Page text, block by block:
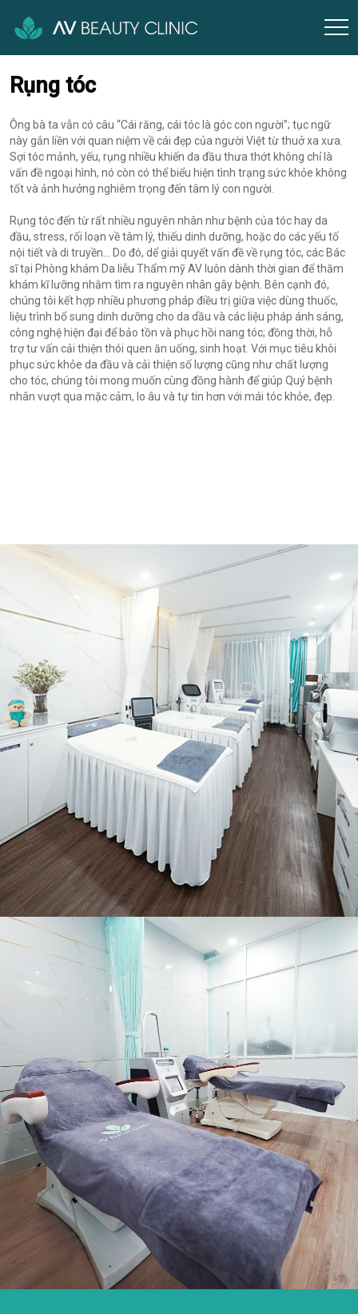
Rụng tóc
Ông bà ta vẫn có câu “Cái răng, cái tóc là góc con người”; tục ngữ
này gắn liền với quan niệm về cái đẹp của người Việt từ thuở xa xưa.
Sợi tóc mảnh, yếu, rụng nhiều khiến da đầu thưa thớt không chỉ là
vấn đề ngoại hình, nó còn có thể biểu hiện tình trạng sức khỏe không
tốt và ảnh hưởng nghiêm trọng đến tâm lý con người.
Rụng tóc đến từ rất nhiều nguyên nhân như bệnh của tóc hay da
đầu, stress, rối loạn về tâm lý, thiếu dinh dưỡng, hoặc do các yếu tố
nội tiết và di truyền… Do đó, dể giải quyết vấn đề về rụng tóc, các Bác
sĩ tại Phòng khám Da liễu Thẩm mỹ AV luôn dành thời gian để thăm
khám kĩ lưỡng nhằm tìm ra nguyên nhân gây bệnh. Bên cạnh đó,
chúng tôi kết hợp nhiều phương pháp điều trị giữa việc dùng thuốc,
liệu trình bổ sung dinh dưỡng cho da dầu và các liệu pháp ánh sáng,
công nghệ hiện đại để bảo tồn và phục hồi nang tóc; đồng thời, hỗ
trợ tư vấn cải thiện thói quen ăn uống, sinh hoạt. Với mục tiêu khôi
phục sức khỏe da đầu và cải thiện số lượng cũng như chất lượng
cho tóc, chúng tôi mong muốn cùng đồng hành để giúp Quý bệnh
nhân vượt qua mặc cảm, lo âu và tự tin hơn với mái tóc khỏe, đẹp.